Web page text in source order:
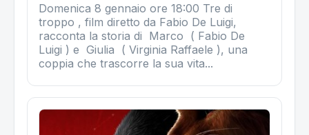
Domenica 8 gennaio ore 18:00 Tre di
troppo , film diretto da Fabio De Luigi,
racconta la storia di Marco ( Fabio De
Luigi ) e Giulia ( Virginia Raffaele ), una
coppia che trascorre la sua vita...